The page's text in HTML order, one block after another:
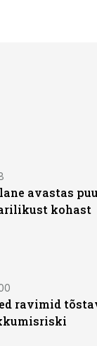
avastas
kohast
ravimid